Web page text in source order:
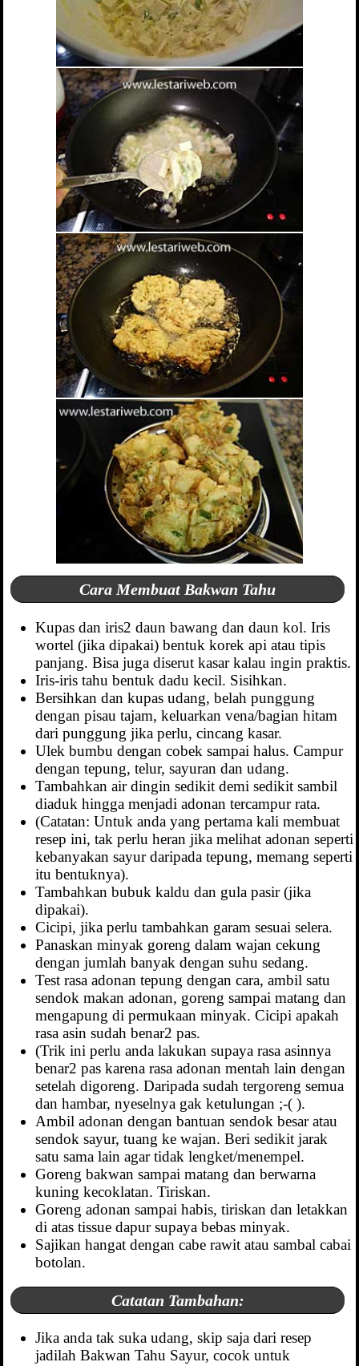
Cara Membuat Bakwan Tahu
Kupas dan iris2 daun bawang dan daun kol. Iris
wortel (jika dipakai) bentuk korek api atau tipis
panjang. Bisa juga diserut kasar kalau ingin praktis.
Iris-iris tahu bentuk dadu kecil. Sisihkan.
Bersihkan dan kupas udang, belah punggung
dengan pisau tajam, keluarkan vena/bagian hitam
dari punggung jika perlu, cincang kasar.
Ulek bumbu dengan cobek sampai halus. Campur
dengan tepung, telur, sayuran dan udang.
Tambahkan air dingin sedikit demi sedikit sambil
diaduk hingga menjadi adonan tercampur rata.
(Catatan: Untuk anda yang pertama kali membuat
resep ini, tak perlu heran jika melihat adonan seperti
kebanyakan sayur daripada tepung, memang seperti
itu bentuknya).
Tambahkan bubuk kaldu dan gula pasir (jika
dipakai).
Cicipi, jika perlu tambahkan garam sesuai selera.
Panaskan minyak goreng dalam wajan cekung
dengan jumlah banyak dengan suhu sedang.
Test rasa adonan tepung dengan cara, ambil satu
sendok makan adonan, goreng sampai matang dan
mengapung di permukaan minyak. Cicipi apakah
rasa asin sudah benar2 pas.
(Trik ini perlu anda lakukan supaya rasa asinnya
benar2 pas karena rasa adonan mentah lain dengan
setelah digoreng. Daripada sudah tergoreng semua
dan hambar, nyeselnya gak ketulungan ;-( ).
Ambil adonan dengan bantuan sendok besar atau
sendok sayur, tuang ke wajan. Beri sedikit jarak
satu sama lain agar tidak lengket/menempel.
Goreng bakwan sampai matang dan berwarna
kuning kecoklatan. Tiriskan.
Goreng adonan sampai habis, tiriskan dan letakkan
di atas tissue dapur supaya bebas minyak.
Sajikan hangat dengan cabe rawit atau sambal cabai
botolan.
Catatan Tambahan:
Jika anda tak suka udang, skip saja dari resep
jadilah Bakwan Tahu Sayur, cocok untuk